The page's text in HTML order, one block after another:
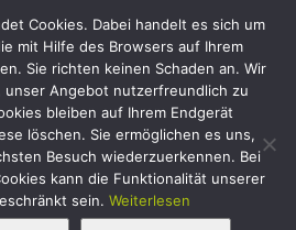
Ploberger | Alle Rechte vorbehalten
Cookies. Dabei handelt es sich um
mit Hilfe des Browsers auf Ihrem
Sie richten keinen Schaden an. Wir
unser Angebot nutzerfreundlich zu
bleiben auf Ihrem Endgerät
löschen. Sie ermöglichen es uns,
Besuch wiederzuerkennen. Bei
kann die Funktionalität unserer
sein. Weiterlesen